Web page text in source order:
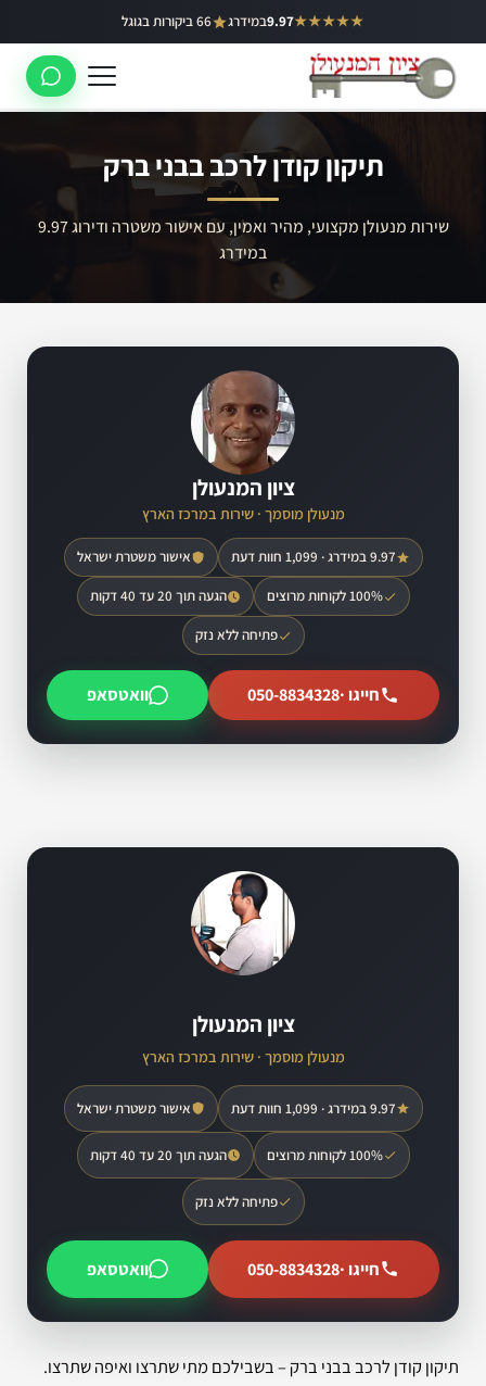
לתוכן
★★★★★
9.97במידרג 66 ביקורות בגוגל באר יעקב
ראשון לציון
רמלה
תיקון קודן לרכב בבני ברק
שירות מנעולן מקצועי, מהיר ואמין, עם אישור משטרה ודירוג 9.97
במידרג
ציון המנעולן
מנעולן מוסמך · שירות במרכז הארץ
9.97 במידרג · 1,099 חוות דעת אישור משטרת ישראל
100% לקוחות מרוצים הגעה תוך 20 עד 40 דקות
פתיחה ללא נזק
חייגו ·050-8834328 וואטסאפ
ציון המנעולן
מנעולן מוסמך · שירות במרכז הארץ
9.97 במידרג · 1,099 חוות דעת אישור משטרת ישראל
100% לקוחות מרוצים הגעה תוך 20 עד 40 דקות
פתיחה ללא נזק
חייגו ·050-8834328 וואטסאפ
תיקון קודן לרכב בבני ברק – בשבילכם מתי שתרצו ואיפה שתרצו.